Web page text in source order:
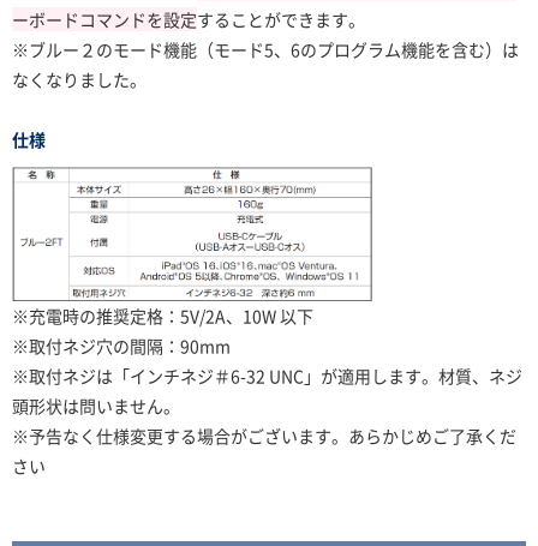
ーボードコマンドを設定することができます。
※ブルー２のモード機能（モード5、6のプログラム機能を含む）は
なくなりました。
仕様
※充電時の推奨定格： 5V/2A、10W 以下
※取付ネジ穴の間隔：90mm
※取付ネジは「インチネジ＃6-32 UNC」が適用します。材質、ネジ
頭形状は問いません。
※予告なく仕様変更する場合がございます。あらかじめご了承くだ
さい